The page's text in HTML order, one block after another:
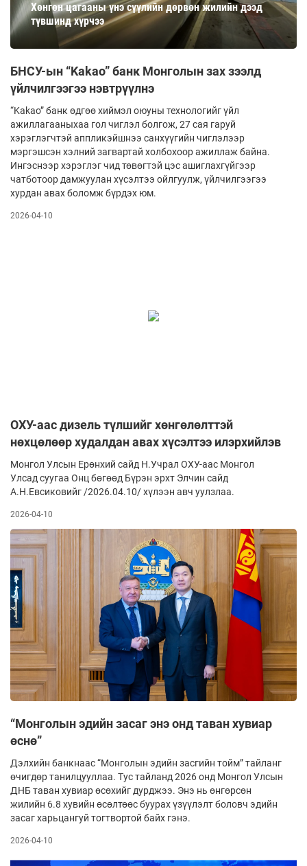
Хөнгөн цагааны үнэ сүүлийн дөрвөн жилийн дээд
түвшинд хүрчээ
БНСУ-ын “Kakao” банк Монголын зах зээлд
үйлчилгээгээ нэвтрүүлнэ
“Kakao” банк өдгөө хиймэл оюуны технологийг үйл
ажиллагааныхаа гол чиглэл болгож, 27 сая гаруй
хэрэглэгчтэй аппликэйшнээ санхүүгийн чиглэлээр
мэргэшсэн хэлний загвартай холбохоор ажиллаж байна.
Ингэснээр хэрэглэг­ чид төвөгтэй цэс ашиглахгүйгээр
чатботоор дамжуулан хүсэлтээ ойлгуулж, үйлчилгээгээ
хурдан авах боломж бүрдэх юм.
2026-04-10
ОХУ-аас дизель түлшийг хөнгөлөлттэй
нөхцөлөөр худалдан авах хүсэлтээ илэрхийлэв
Монгол Улсын Ерөнхий сайд Н.Учрал ОХУ-аас Монгол
Улсад суугаа Онц бөгөөд Бүрэн эрхт Элчин сайд
А.Н.Евсиковийг /2026.04.10/ хүлээн авч уулзлаа.
2026-04-10
“Монголын эдийн засаг энэ онд таван хувиар
өснө”
Дэлхийн банкнаас “Монголын эдийн засгийн тойм” тайланг
өчигдөр танилцууллаа. Тус тайланд 2026 онд Монгол Улсын
ДНБ таван хувиар өсөхийг дурджээ. Энэ нь өнгөрсөн
жилийн 6.8 хувийн өсөлтөөс буурах үзүүлэлт боловч эдийн
засаг харьцангуй тогтвортой байх гэнэ.
2026-04-10